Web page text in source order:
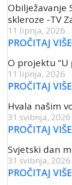
Obilježavanje
skleroze -TV
11 lipnja, 2026
PROČITAJ
O projektu
11 lipnja, 2026
PROČITAJ
Hvala našim
31 svibnja, 2026
PROČITAJ
Svjetski dan
31 svibnja, 2026
PROČITAJ